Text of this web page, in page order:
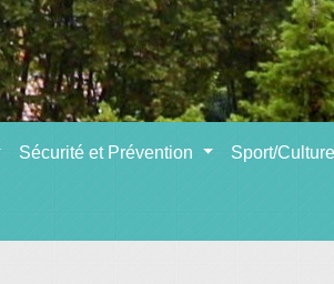
Sécurité et Prévention Sport/Culture